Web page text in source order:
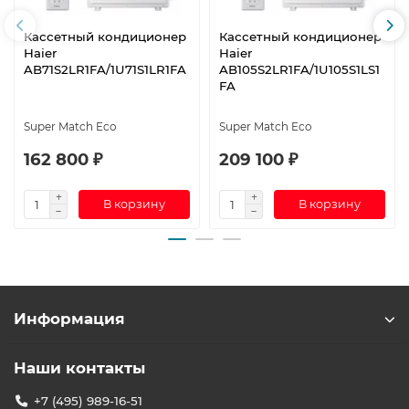
Кассетный кондиционер
Haier
AB71S2LR1FA/1U71S1LR1FA
Super Match Eco
162 800 ₽
В корзину
Кассетный кондиционер
Haier
AB105S2LR1FA/1U105S1LS1
FA
Super Match Eco
209 100 ₽
В корзину
Информация
Наши контакты
+7 (495) 989-16-51